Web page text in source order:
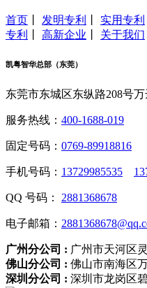
首页 发明专利 实用专利
专利
高新企业 关于我们
凯粤智华总部（东莞）
东莞市东城区东纵路208号
服务热线： 400-1688-019
固定号码： 0769-89918816
手机号码： 13729985535
QQ 号码： 2881368678
电子邮箱：
广州分公司 : 广州市天河区
佛山分公司 : 佛山市南海区
深圳分公司 : 深圳市龙岗区